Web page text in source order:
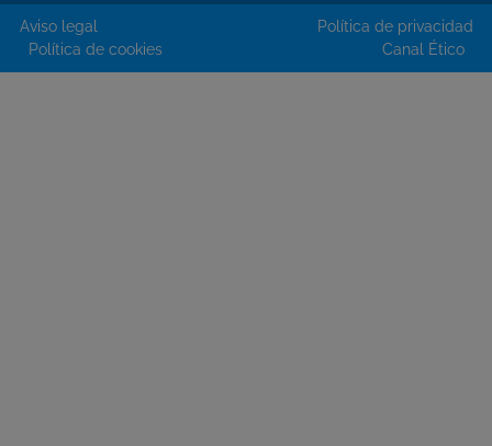
Aviso legal
Política de privacidad
Política de cookies
Canal Ético